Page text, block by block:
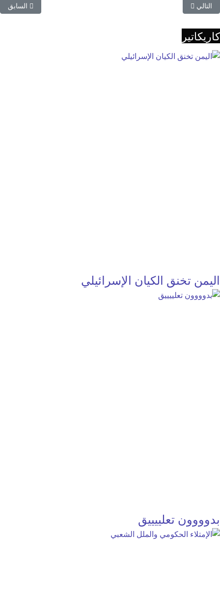
المقال
السابق المقال التالي: شركة نفط عدن تعلن تخفيض سعر البنزين
التالي
كاريكاتير
اليمن تخنق الكيان الإسرائيلي
بدوووون تعلييييق